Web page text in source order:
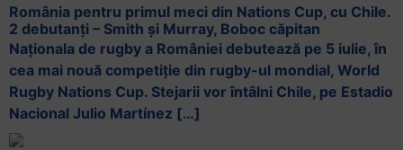
România pentru primul meci din Nations Cup, cu Chile.
2 debutanți – Smith și Murray, Boboc căpitan
Naționala de rugby a României debutează pe 5 iulie, în
cea mai nouă competiție din rugby-ul mondial, World
Rugby Nations Cup. Stejarii vor întâlni Chile, pe Estadio
Nacional Julio Martínez […]